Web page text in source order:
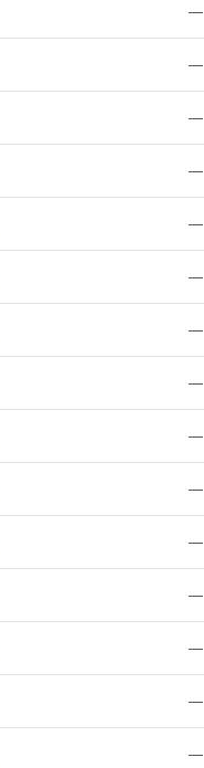
—
—
—
—
—
—
—
—
—
—
—
—
—
—
—